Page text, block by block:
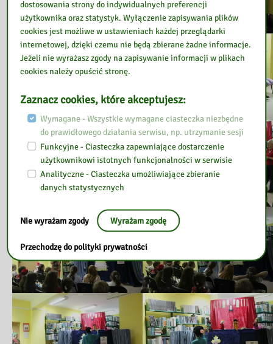
dostosowania strony do indywidualnych preferencji
użytkownika oraz statystyk. Wyłączenie zapisywania plików
cookies jest możliwe w ustawieniach każdej przeglądarki
internetowej, dzięki czemu nie będą zbierane żadne informacje.
Jeżeli nie wyrażasz zgody na zapisywanie informacji w plikach
cookies należy opuścić stronę.
Zaznacz cookies, które akceptujesz:
Wymagane - Wszystkie wymagane ciasteczka niezbędne
do prawidłowego działania serwisu, np. utrzymanie sesji
Funkcyjne - Ciasteczka zapewniające dostarczenie
użytkownikowi istotnych funkcjonalności w serwisie
Analityczne - Ciasteczka umożliwiające zbieranie
danych statystycznych
Nie wyrażam zgody Wyrażam zgodę
Przechodzę do polityki prywatności